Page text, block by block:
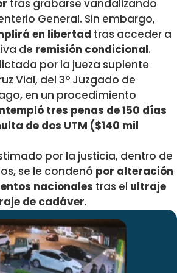
tras grabarse vandalizando
General. Sin embargo,
en libertad tras acceder a
de remisión condicional.
por la jueza suplente
Vial, del 3° Juzgado de
en un procedimiento
tres penas de 150 días
de dos UTM ($140 mil
por la justicia, dentro de
se le condenó por alteración
nacionales tras el ultraje
de cadáver.